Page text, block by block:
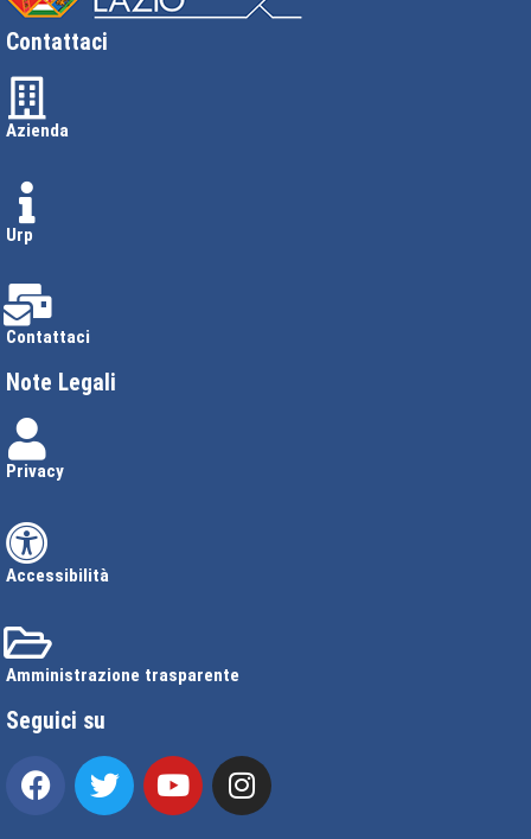
Contattaci
Azienda
Urp
Contattaci
Note Legali
Privacy
Accessibilità
Amministrazione trasparente
Seguici su